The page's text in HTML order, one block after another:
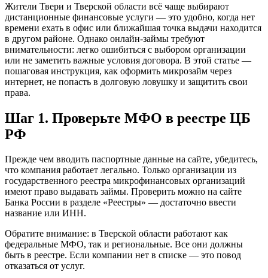
Жители Твери и Тверской области всё чаще выбирают
дистанционные финансовые услуги — это удобно, когда нет
времени ехать в офис или ближайшая точка выдачи находится
в другом районе. Однако онлайн-займы требуют
внимательности: легко ошибиться с выбором организации
или не заметить важные условия договора. В этой статье —
пошаговая инструкция, как оформить микрозайм через
интернет, не попасть в долговую ловушку и защитить свои
права.
Шаг 1. Проверьте МФО в реестре ЦБ
РФ
Прежде чем вводить паспортные данные на сайте, убедитесь,
что компания работает легально. Только организации из
государственного реестра микрофинансовых организаций
имеют право выдавать займы. Проверить можно на сайте
Банка России в разделе «Реестры» — достаточно ввести
название или ИНН.
Обратите внимание: в Тверской области работают как
федеральные МФО, так и региональные. Все они должны
быть в реестре. Если компании нет в списке — это повод
отказаться от услуг.